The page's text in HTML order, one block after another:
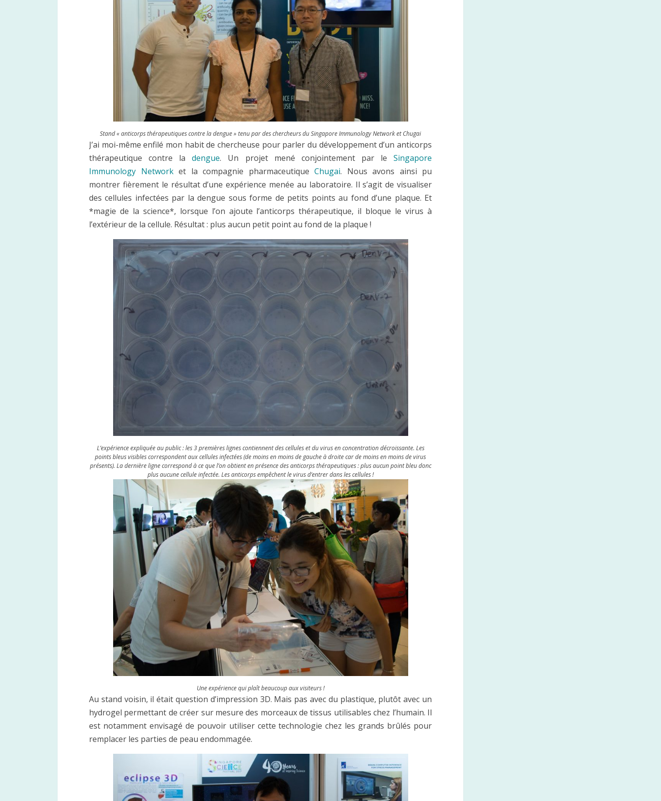
Stand « anticorps thérapeutiques contre la dengue » tenu par des chercheurs du Singapore Immunology Network et Chugai
J’ai moi-même enfilé mon habit de chercheuse pour parler du développement d’un anticorps
thérapeutique contre ladengue. Un projet mené conjointement par leSingapore
Immunology Networket la compagnie pharmaceutique Chugai. Nous avons ainsi pu
montrer fièrement le résultat d’une expérience menée au laboratoire. Il s’agit de visualiser
des cellules infectées par la dengue sous forme de petits points au fond d’une plaque. Et
*magie de la science*, lorsque l’on ajoute l’anticorps thérapeutique, il bloque le virus à
l’extérieur de la cellule. Résultat : plus aucun petit point au fond de la plaque !
L’expérience expliquée au public : les 3 premières lignes contiennent des cellules et du virus en concentration décroissante. Les
points bleus visibles correspondent aux cellules infectées (de moins en moins de gauche à droite car de moins en moins de virus
présents). La dernière ligne correspond à ce que l’on obtient en présence des anticorps thérapeutiques : plus aucun point bleu donc
plus aucune cellule infectée. Les anticorps empêchent le virus d’entrer dans les cellules !
Une expérience qui plaît beaucoup aux visiteurs !
Au stand voisin, il était question d’impression 3D. Mais pas avec du plastique, plutôt avec un
hydrogel permettant de créer sur mesure des morceaux de tissus utilisables chez l’humain. Il
est notamment envisagé de pouvoir utiliser cette technologie chez les grands brûlés pour
remplacer les parties de peau endommagée.